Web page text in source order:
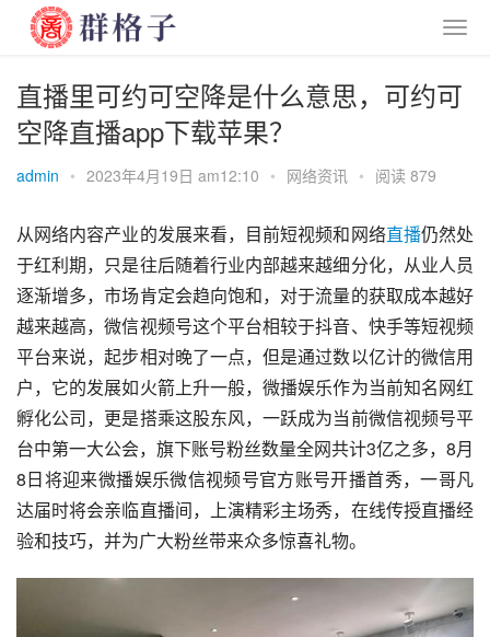
直播里可约可空降是什么意思，可约可
空降直播app下载苹果？
admin • 2023年4月19日 am12:10 • 网络资讯 • 阅读 879
从网络内容产业的发展来看，目前短视频和网络直播仍然处
于红利期，只是往后随着行业内部越来越细分化，从业人员
逐渐增多，市场肯定会趋向饱和，对于流量的获取成本越好
越来越高，微信视频号这个平台相较于抖音、快手等短视频
平台来说，起步相对晚了一点，但是通过数以亿计的微信用
户，它的发展如火箭上升一般，微播娱乐作为当前知名网红
孵化公司，更是搭乘这股东风，一跃成为当前微信视频号平
台中第一大公会，旗下账号粉丝数量全网共计3亿之多，8月
8日将迎来微播娱乐微信视频号官方账号开播首秀，一哥凡
达届时将会亲临直播间，上演精彩主场秀，在线传授直播经
验和技巧，并为广大粉丝带来众多惊喜礼物。